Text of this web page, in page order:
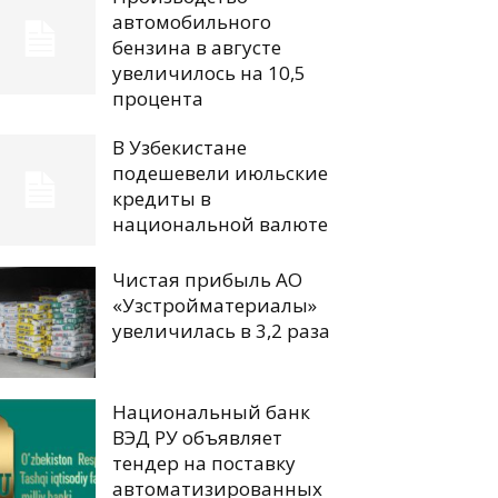
автомобильного
бензина в августе
увеличилось на 10,5
процента
В Узбекистане
подешевели июльские
кредиты в
национальной валюте
Чистая прибыль АО
«Узстройматериалы»
увеличилась в 3,2 раза
Национальный банк
ВЭД РУ объявляет
тендер на поставку
автоматизированных